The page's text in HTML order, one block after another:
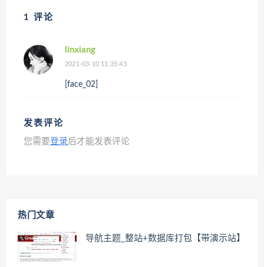
1 评论
linxiang
2021-03-10 11:35:43
[face_02]
发表评论
您需要登录后才能发表评论
热门文章
导航主题_整站+数据库打包【带演示站】